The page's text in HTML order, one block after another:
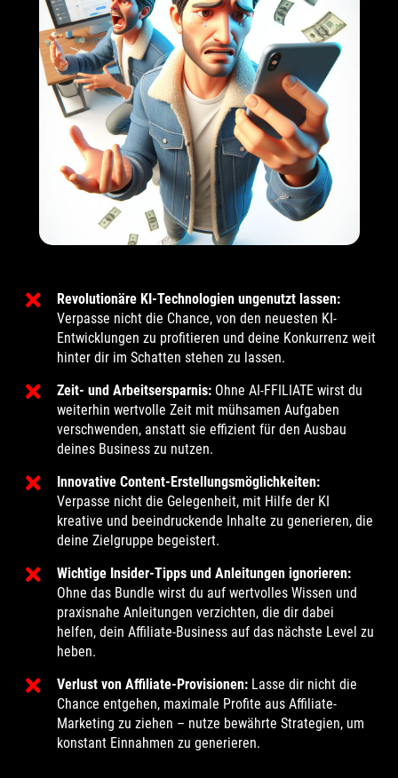
Revolutionäre KI-Technologien ungenutzt lassen:
Verpasse nicht die Chance, von den neuesten KI-
Entwicklungen zu profitieren und deine Konkurrenz weit
hinter dir im Schatten stehen zu lassen.
Zeit- und Arbeitsersparnis: Ohne AI-FFILIATE wirst du
weiterhin wertvolle Zeit mit mühsamen Aufgaben
verschwenden, anstatt sie effizient für den Ausbau
deines Business zu nutzen.
Innovative Content-Erstellungsmöglichkeiten:
Verpasse nicht die Gelegenheit, mit Hilfe der KI
kreative und beeindruckende Inhalte zu generieren, die
deine Zielgruppe begeistert.
Wichtige Insider-Tipps und Anleitungen ignorieren:
Ohne das Bundle wirst du auf wertvolles Wissen und
praxisnahe Anleitungen verzichten, die dir dabei
helfen, dein Affiliate-Business auf das nächste Level zu
heben.
Verlust von Affiliate-Provisionen: Lasse dir nicht die
Chance entgehen, maximale Profite aus Affiliate-
Marketing zu ziehen – nutze bewährte Strategien, um
konstant Einnahmen zu generieren.